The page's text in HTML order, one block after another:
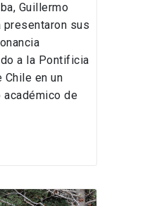
Guillermo
presentaron sus
a la Pontificia
Chile en un
de